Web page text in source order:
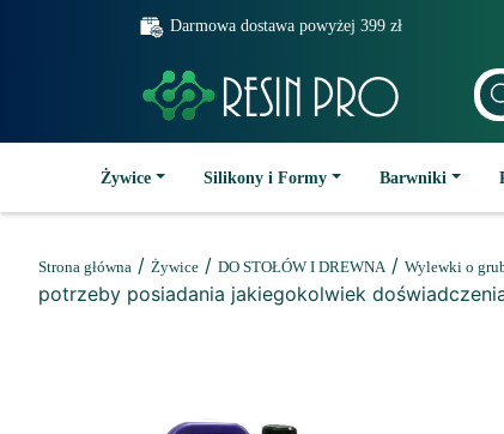
Darmowa dostawa powyżej 399 zł
Żywice Silikony i Formy Barwniki
Strona główna / Żywice / DO STOŁÓW I DREWNA/ Wylewki o
potrzeby posiadania jakiegokolwiek